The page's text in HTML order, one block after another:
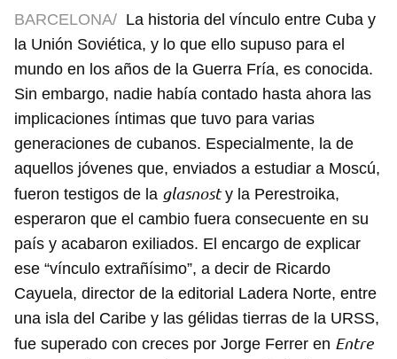
BARCELONA/ La historia del vínculo entre Cuba y
la Unión Soviética, y lo que ello supuso para el
mundo en los años de la Guerra Fría, es conocida.
Sin embargo, nadie había contado hasta ahora las
implicaciones íntimas que tuvo para varias
generaciones de cubanos. Especialmente, la de
aquellos jóvenes que, enviados a estudiar a Moscú,
fueron testigos de la glasnosty la Perestroika,
esperaron que el cambio fuera consecuente en su
país y acabaron exiliados. El encargo de explicar
ese “vínculo extrañísimo”, a decir de Ricardo
Cayuela, director de la editorial Ladera Norte, entre
una isla del Caribe y las gélidas tierras de la URSS,
fue superado con creces por Jorge Ferrer en Entre